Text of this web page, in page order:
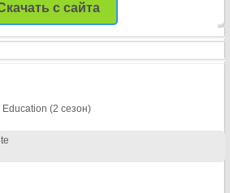
с сайта
(2 сезон)